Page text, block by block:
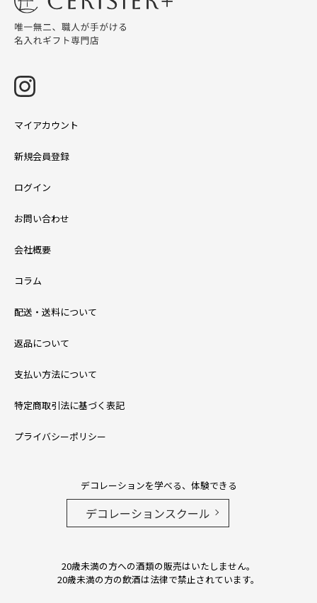
マイアカウント
新規会員登録
ログイン
お問い合わせ
会社概要
コラム
配送・送料について
返品について
支払い方法について
特定商取引法に基づく表記
プライバシーポリシー
デコレーションを学べる、体験できる
デコレーションスクール
20歳未満の方への酒類の販売はいたしません。
20歳未満の方の飲酒は法律で禁止されています。